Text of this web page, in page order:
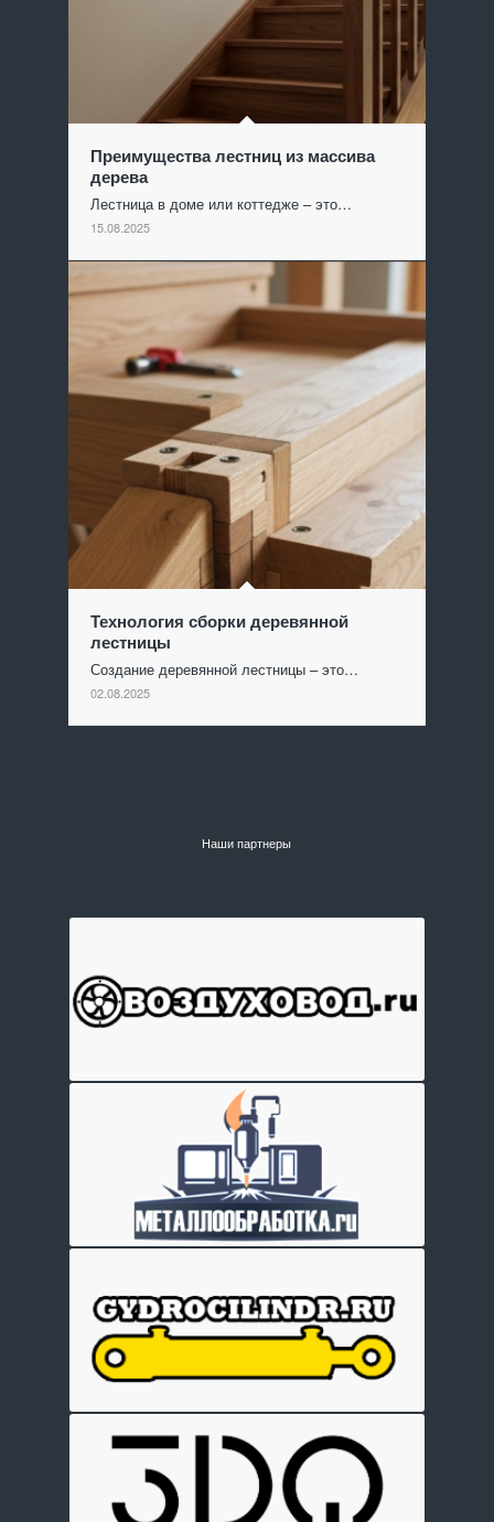
Преимущества лестниц из массива
дерева
Лестница в доме или коттедже – это…
15.08.2025
Технология сборки деревянной
лестницы
Создание деревянной лестницы – это…
02.08.2025
Наши партнеры